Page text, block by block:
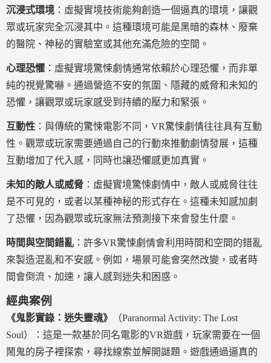
沉浸式環境 ：虛擬實境技術能夠創造一個逼真的環境，讓觀
眾或玩家完全沉浸其中。這種環境可能是黑暗的森林、廢棄
的醫院、神秘的實驗室或其他充滿危險的空間。
心理恐懼 ：虛擬實境驚悚劇情通常依賴於心理恐懼，而非單
純的視覺驚嚇。通過營造不安的氛圍、隱藏的威脅和未知的
恐懼，讓觀眾或玩家感受到持續的壓力和緊張。
互動性 ：與傳統的驚悚電影不同，VR驚悚劇情往往具有互動
性。觀眾或玩家需要通過自己的行動來推動劇情發展，這種
互動增加了代入感，同時也讓恐懼感更加真實。
未知的敵人或威脅 ：虛擬實境驚悚劇情中，敵人或威脅往往
是不可見的，或者以某種神秘的形式存在。這種未知感加劇
了恐懼，因為觀眾或玩家無法預測接下來會發生什麼。
時間與空間錯亂 ：許多VR驚悚劇情會利用時間和空間的錯亂
來製造混亂和不安感。例如，場景可能會突然改變，或者時
間會倒流、加速，讓人感到迷失和困惑。
經典案例
《鬼影實錄：迷失靈魂》
（Paranormal Activity: The Lost
Soul）：這是一款基於同名電影的VR遊戲，玩家需要在一個
鬧鬼的房子裡探索，尋找線索並解開謎題。遊戲通過逼真的